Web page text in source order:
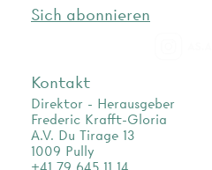
Sich abonnieren
Kontakt
Direktor - Herausgeber
Frederic Krafft-Gloria
A.V. Du Tirage 13
1009 Pully